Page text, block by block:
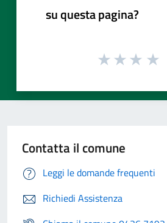
su questa pagina?
Contatta il comune
Leggi le domande frequenti
Richiedi Assistenza